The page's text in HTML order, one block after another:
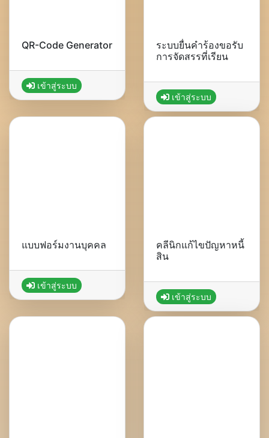
QR-Code Generator
เข้าสู่ระบบ
ระบบยื่นคำร้องขอรับ
การจัดสรรที่เรียน
เข้าสู่ระบบ
แบบฟอร์มงานบุคคล
เข้าสู่ระบบ
คลีนิกแก้ไขปัญหาหนี้
สิน
เข้าสู่ระบบ